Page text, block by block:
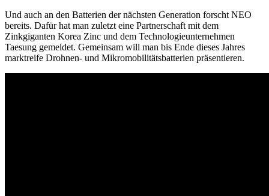
Und auch an den Batterien der nächsten Generation forscht NEO
bereits. Dafür hat man zuletzt eine Partnerschaft mit dem
Zinkgiganten Korea Zinc und dem Technologieunternehmen
Taesung gemeldet. Gemeinsam will man bis Ende dieses Jahres
marktreife Drohnen- und Mikromobilitätsbatterien präsentieren.